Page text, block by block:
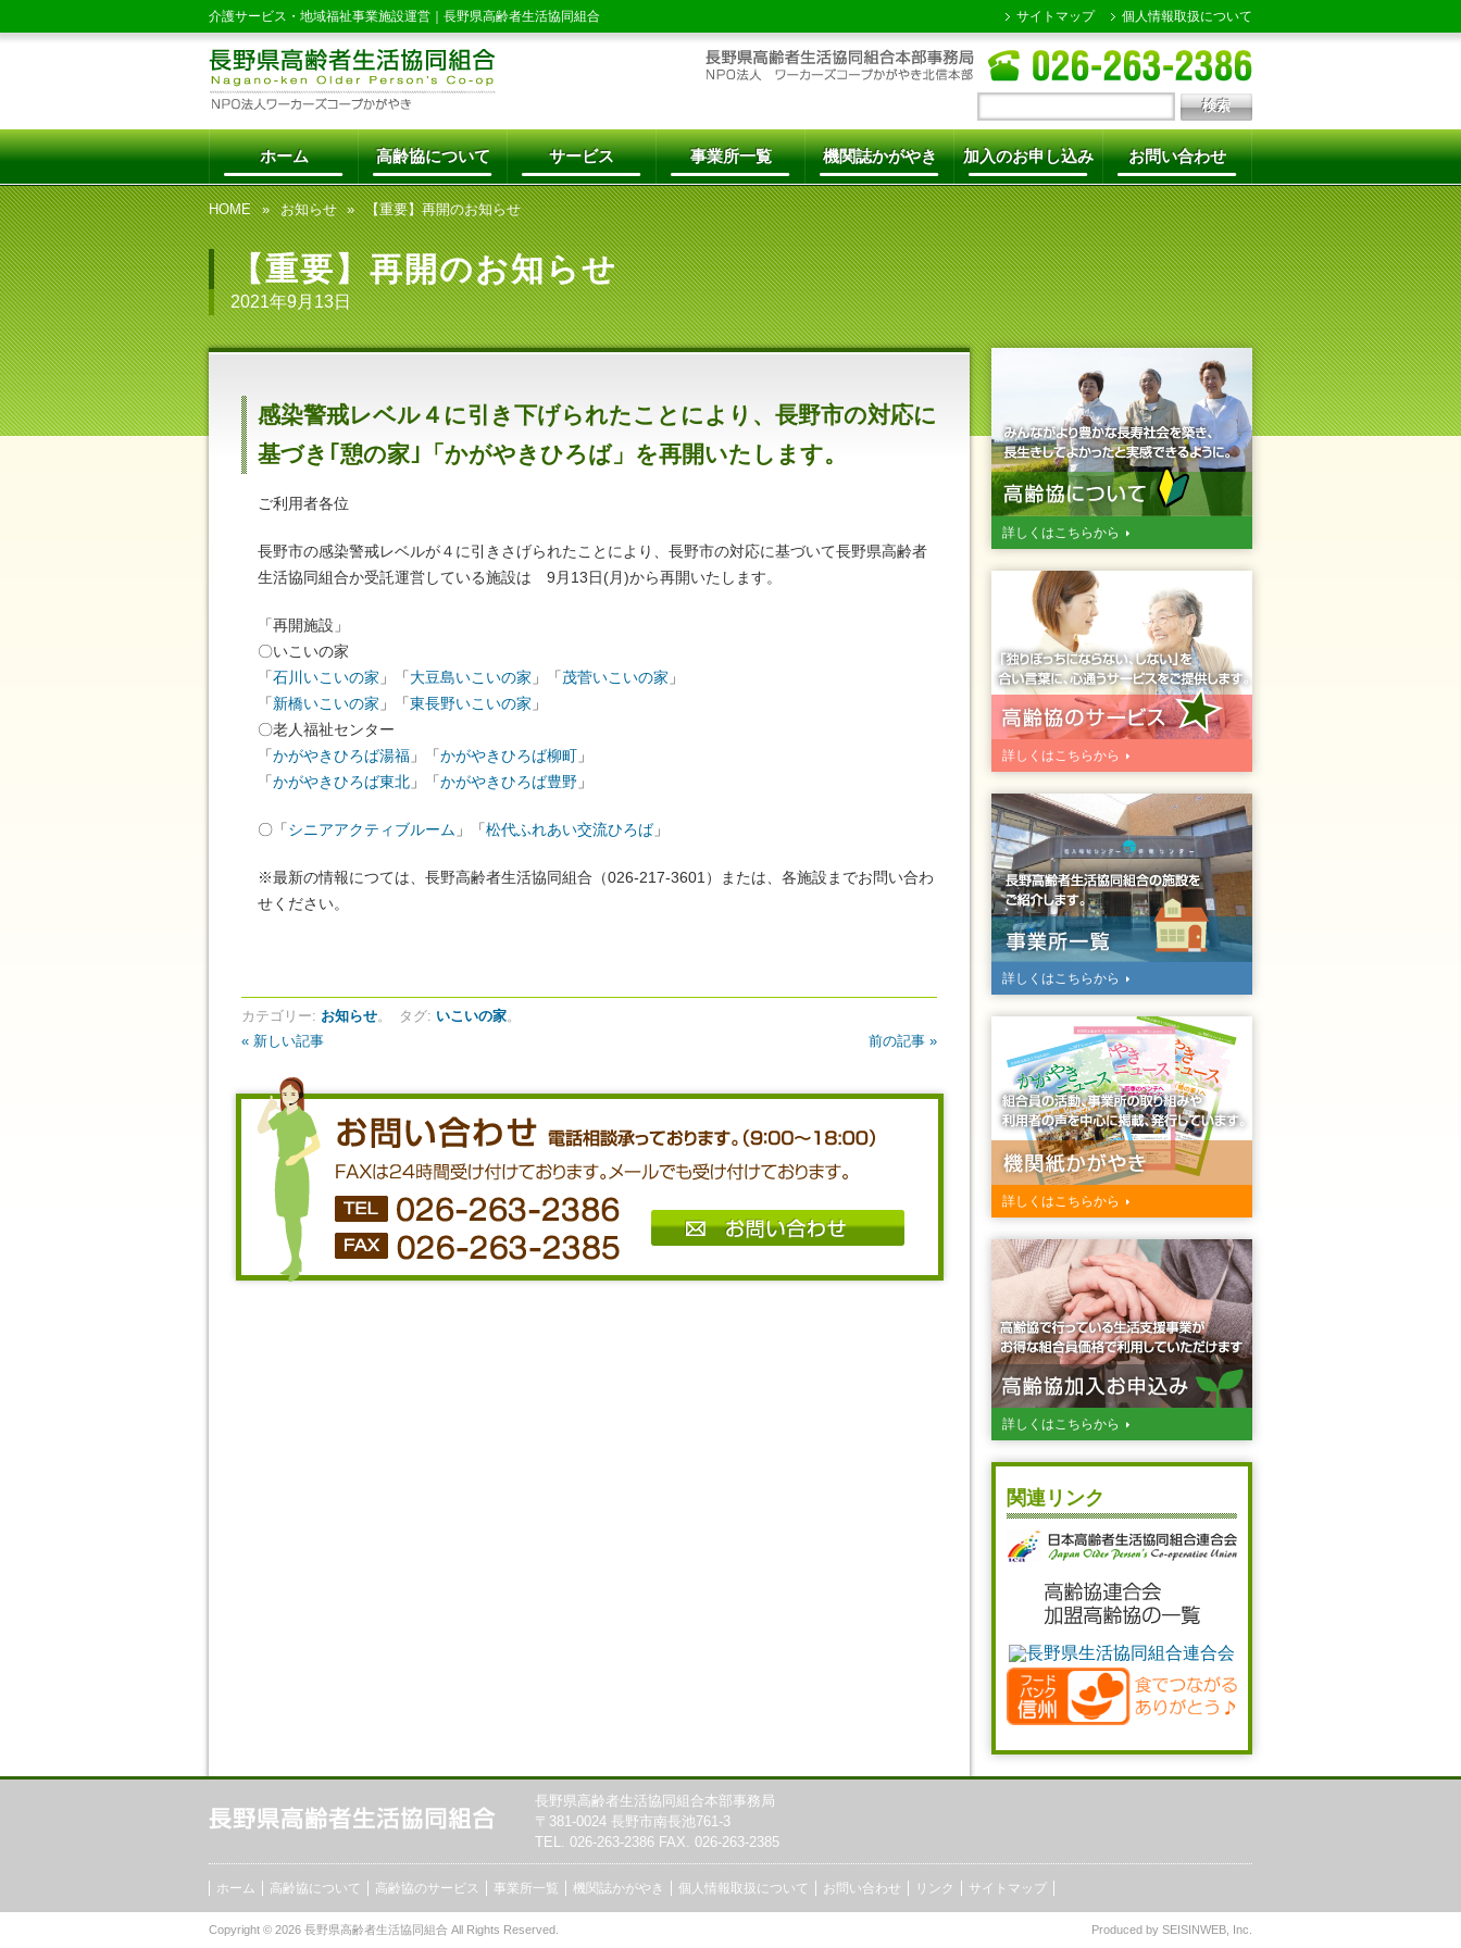
サイトマップ 個人情報取扱について
介護サービス・地域福祉事業施設運営｜ 長野県高齢者生活協同組合
ホーム 高齢協について サービス 事業所一覧 機関誌かがやき 加入のお申し込み お問い合わせ
HOME お知らせ 【重要】再開のお知らせ
【重要】再開のお知らせ
2021年9月13日
感染警戒レベル４に引き下げられたことにより、長野市の対応に
基づき｢憩の家｣「かがやきひろば」を再開いたします。
ご利用者各位
長野市の感染警戒レベルが４に引きさげられたことにより、長野市の対応に基づいて長野県高齢者
生活協同組合か受託運営している施設は 9月13日(月)から再開いたします。
「再開施設」
〇いこいの家
「石川いこいの家 」「大豆島いこいの家 」「茂菅いこいの家 」
「新橋いこいの家 」「東長野いこいの家 」
〇老人福祉センター
「かがやきひろば湯福 」「かがやきひろば柳町 」
「かがやきひろば東北 」「かがやきひろば豊野 」
〇「シニアアクティブルーム 」「松代ふれあい交流ひろば」
※最新の情報につては、長野高齢者生活協同組合（026-217-3601）または、各施設までお問い合わ
せください。
カテゴリー: お知らせ。 タグ: いこいの家。
« 新しい記事
前の記事 »
詳しくはこちらから
詳しくはこちらから
詳しくはこちらから
詳しくはこちらから
詳しくはこちらから
関連リンク
長野県高齢者生活協同組合本部事務局
〒381-0024 長野市南長池761-3
TEL. 026-263-2386 FAX. 026-263-2385
ホーム 高齢協について 高齢協のサービス 事業所一覧 機関誌かがやき 個人情報取扱について お問い合わせ リンク サイトマップ
Produced by SEISINWEB , Inc.
Copyright © 2026 長野県高齢者生活協同組合 All Rights Reserved.